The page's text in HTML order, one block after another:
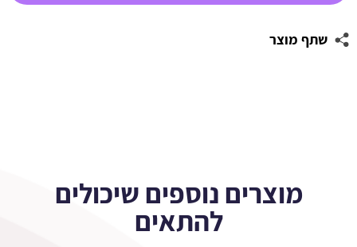
שתף מוצר
מוצרים נוספים שיכולים
להתאים